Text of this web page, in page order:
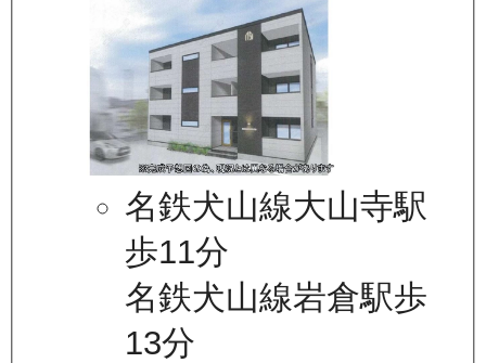
名鉄犬山線大山寺駅
歩11分
名鉄犬山線岩倉駅歩
13分